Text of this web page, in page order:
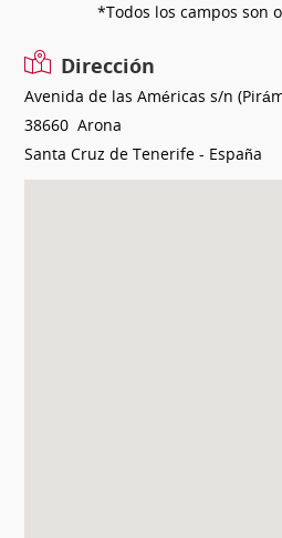
*Todos los campos son
Dirección
Avenida de las Américas s/n
38660 Arona
Santa Cruz de Tenerife - España